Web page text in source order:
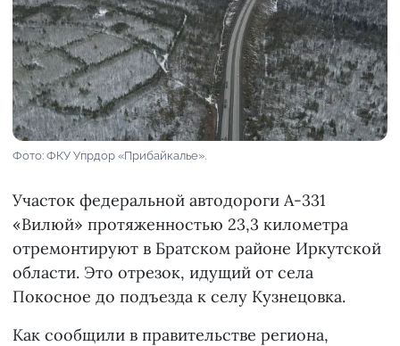
Фото: ФКУ Упрдор «Прибайкалье».
Участок федеральной автодороги А-331
«Вилюй» протяженностью 23,3 километра
отремонтируют в Братском районе Иркутской
области. Это отрезок, идущий от села
Покосное до подъезда к селу Кузнецовка.
Как сообщили в правительстве региона,